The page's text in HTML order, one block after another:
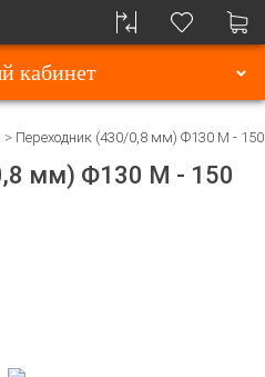
кабинет
Переходник (430/0,8 мм) Ф130 М -
мм) Ф130 М - 150